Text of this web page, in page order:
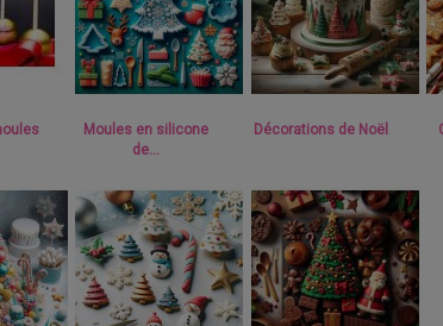
Moules en silicone
de...
Décorations de Noël